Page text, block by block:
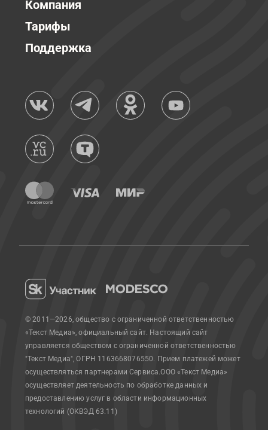
Компания
Тарифы
Поддержка
© 2011—2026, общество с ограниченной ответственностью
«Текст Медиа», официальный сайт. Настоящий сайт
управляется обществом с ограниченной ответственностью
"Текст Медиа", ОГРН 1163668076550. Прием платежей может
осуществляться партнерами Сервиса.ООО «Текст Медиа»
осуществляет деятельность по обработке данных и
предоставлению услуг в области информационных
технологий (ОКВЭД 63.11)